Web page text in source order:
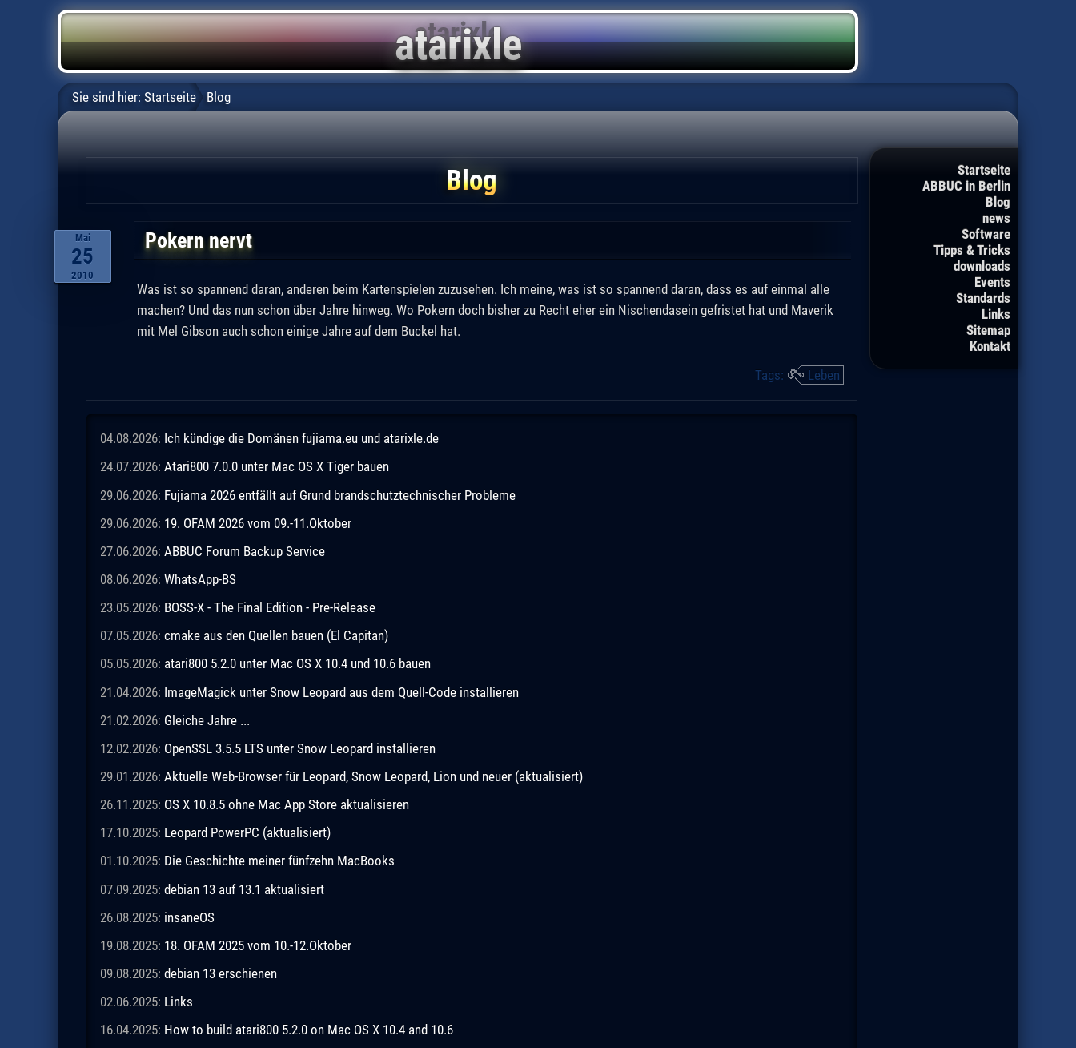
Startseite
ABBUC in Berlin
Blog
news
Software
Tipps & Tricks
downloads
Events
Standards
Links
Sitemap
Kontakt
Sie sind hier: Startseite Blog
Blog
Mai
25
2010
Pokern nervt
Was ist so spannend daran, anderen beim Kartenspielen zuzusehen. Ich meine, was ist so spannend daran, dass es auf einmal alle
machen? Und das nun schon über Jahre hinweg. Wo Pokern doch bisher zu Recht eher ein Nischendasein gefristet hat und Maverik
mit Mel Gibson auch schon einige Jahre auf dem Buckel hat.
Tags: Leben
04.08.2026: Ich kündige die Domänen fujiama.eu und atarixle.de
24.07.2026: Atari800 7.0.0 unter Mac OS X Tiger bauen
29.06.2026: Fujiama 2026 entfällt auf Grund brandschutztechnischer Probleme
29.06.2026: 19. OFAM 2026 vom 09.-11.Oktober
27.06.2026: ABBUC Forum Backup Service
08.06.2026: WhatsApp-BS
23.05.2026: BOSS-X - The Final Edition - Pre-Release
07.05.2026: cmake aus den Quellen bauen (El Capitan)
05.05.2026: atari800 5.2.0 unter Mac OS X 10.4 und 10.6 bauen
21.04.2026: ImageMagick unter Snow Leopard aus dem Quell-Code installieren
21.02.2026: Gleiche Jahre ...
12.02.2026: OpenSSL 3.5.5 LTS unter Snow Leopard installieren
29.01.2026: Aktuelle Web-Browser für Leopard, Snow Leopard, Lion und neuer (aktualisiert)
26.11.2025: OS X 10.8.5 ohne Mac App Store aktualisieren
17.10.2025: Leopard PowerPC (aktualisiert)
01.10.2025: Die Geschichte meiner fünfzehn MacBooks
07.09.2025: debian 13 auf 13.1 aktualisiert
26.08.2025: insaneOS
19.08.2025: 18. OFAM 2025 vom 10.-12.Oktober
09.08.2025: debian 13 erschienen
02.06.2025: Links
16.04.2025: How to build atari800 5.2.0 on Mac OS X 10.4 and 10.6